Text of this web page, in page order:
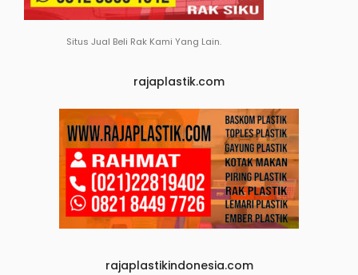
Situs Jual Beli Rak Kami Yang Lain.
rajaplastik.com
rajaplastikindonesia.com